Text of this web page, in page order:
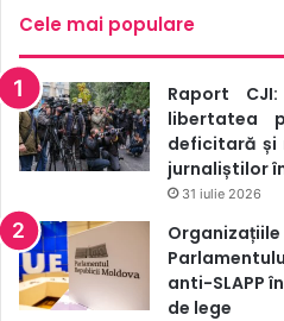
Cele mai populare
Raport
libertatea
deficitară și
jurnaliștilor
31 iulie 2026
anti-SLAPP
de lege